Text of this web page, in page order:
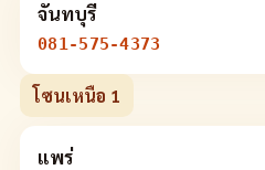
จันทบุรี
081-575-4373
โซนเหนือ 1
แพร่